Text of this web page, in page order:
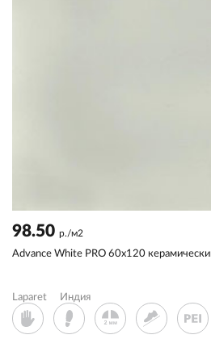
98.50 р./м2
Advance White PRO 60x120
Laparet Индия